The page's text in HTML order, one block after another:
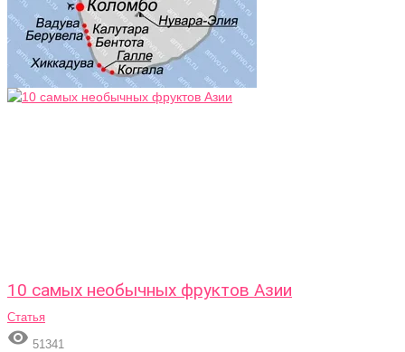
10 самых необычных фруктов Азии
Статья
 51341